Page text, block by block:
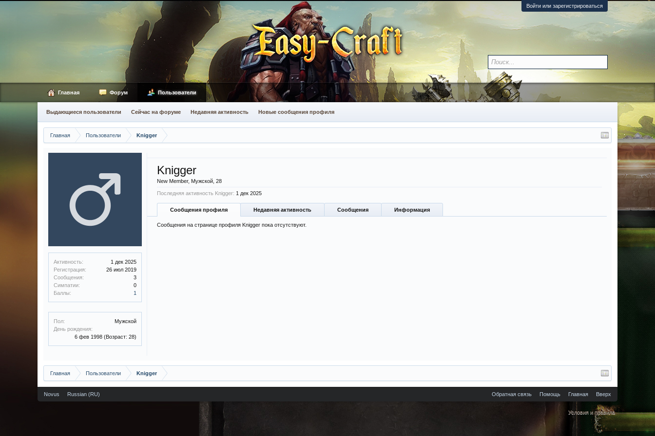
Войти или зарегистрироваться
Главная Пользователи Knigger
Активность:
1 дек 2025
Регистрация:
26 июл 2019
Сообщения:
3
Симпатии:
0
Баллы:
1
Пол:
Мужской
День рождения:
6 фев 1998 (Возраст: 28)
Knigger
New Member, Мужской, 28
Последняя активность Knigger: 1 дек 2025
Сообщения профиля Недавняя активность Сообщения Информация
Сообщения на странице профиля Knigger пока отсутствуют.
Главная Пользователи Knigger
Главная Форум Пользователи
Выдающиеся пользователи Сейчас на форуме Недавняя активность Новые сообщения профиля
Novus Russian (RU) Обратная связь Помощь Главная Вверх
Условия и правила